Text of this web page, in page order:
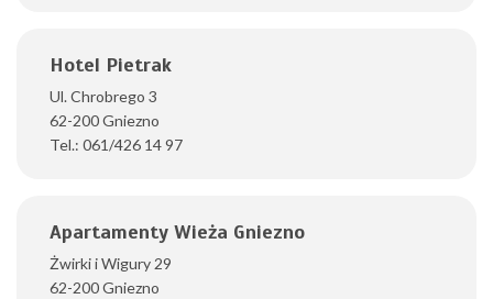
Hotel Pietrak
Ul. Chrobrego 3
62-200 Gniezno
Tel.: 061/426 14 97
Apartamenty Wieża Gniezno
Żwirki i Wigury 29
62-200 Gniezno